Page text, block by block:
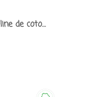
Lot de 3 langes en mousseline de coton "Pomme...